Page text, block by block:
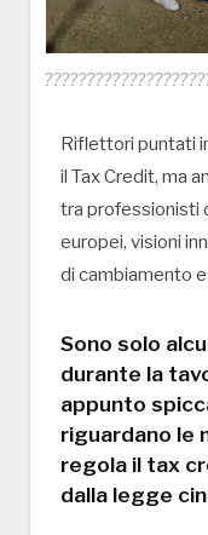
Riflettori puntati
il Tax Credit, ma
tra professionisti
europei, visioni
di cambiamento
Sono solo
durante la
appunto
riguardano le
regola il tax
dalla legge